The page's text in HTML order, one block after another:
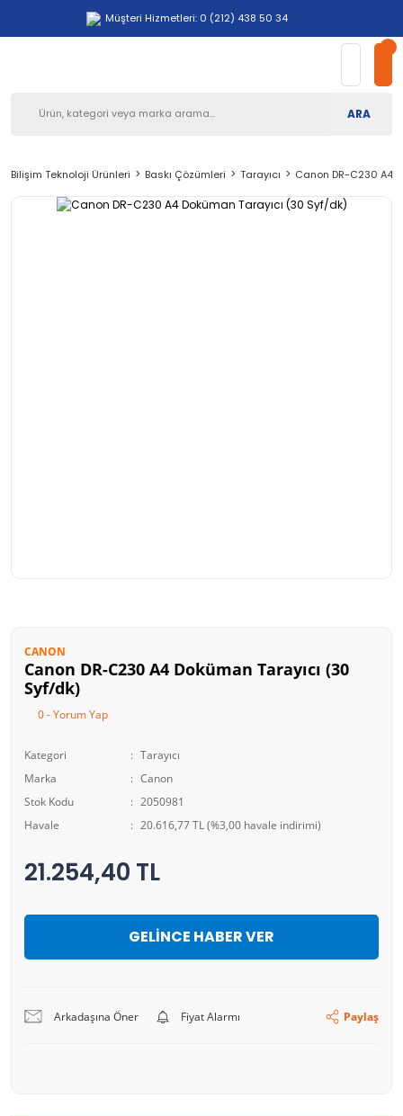
Müşteri Hizmetleri: 0 (212) 438 50 34
ARA
Bilişim Teknoloji Ürünleri Baskı Çözümleri Tarayıcı Canon DR-C230 A4
CANON
Canon DR-C230 A4 Doküman Tarayıcı (30
Syf/dk)
0 - Yorum Yap
Kategori
Tarayıcı
Marka
Canon
Stok Kodu
2050981
Havale
20.616,77 TL (%3,00 havale indirimi)
21.254,40 TL
GELİNCE HABER VER
Arkadaşına Öner Fiyat Alarmı Paylaş